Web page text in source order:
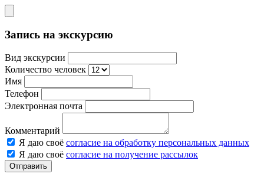
Запись на экскурсию
Вид экскурсии
Количество человек
Имя
Телефон
Электронная почта
Комментарий
Я даю своё согласие на обработку персональных данных
Я даю своё согласие на получение рассылок
Отправить